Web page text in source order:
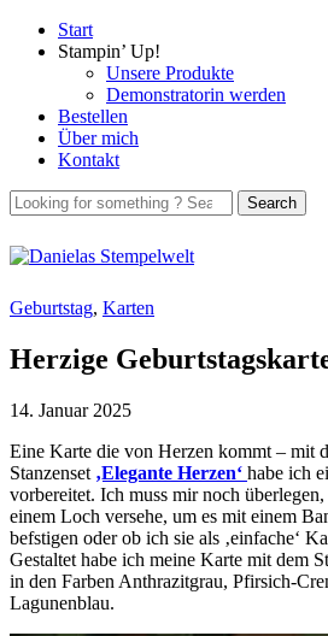
Start
Stampin’ Up!
Unsere Produkte
Demonstratorin werden
Bestellen
Über mich
Kontakt
Geburtstag, Karten
Herzige
14. Januar 2025
Eine Karte die von Herzen kommt – mit
Stanzenset ‚Elegante Herzen‘ habe ich
vorbereitet. Ich muss mir noch
einem Loch versehe, um es mit einem
befstigen oder ob ich sie als ‚einfache‘
Gestaltet habe ich meine Karte mit dem
in den Farben Anthrazitgrau, Pfirsich-
Lagunenblau.